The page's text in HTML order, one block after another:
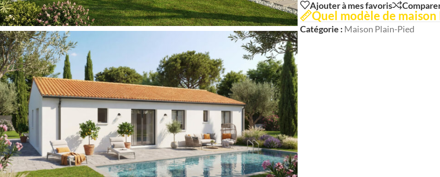
Ajouter à mes favoris
Quel modèle de maison
Catégorie : Maison Plain-Pied